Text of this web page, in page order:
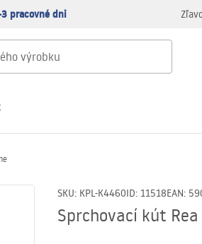
pracovné dni
SKU: KPL-K4460ID: 11518EAN:
Sprchovací kút